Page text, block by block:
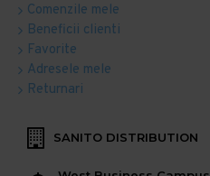
Comenzile mele
Beneficii clienti
Favorite
Adresele mele
Returnari
SANITO DISTRIBUTION